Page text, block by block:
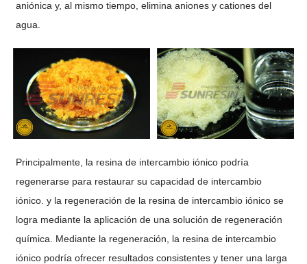
aniónica y, al mismo tiempo, elimina aniones y cationes del
agua.
Principalmente, la resina de intercambio iónico podría
regenerarse para restaurar su capacidad de intercambio
iónico. y la regeneración de la resina de intercambio iónico se
logra mediante la aplicación de una solución de regeneración
química. Mediante la regeneración, la resina de intercambio
iónico podría ofrecer resultados consistentes y tener una larga